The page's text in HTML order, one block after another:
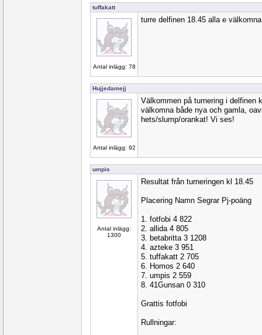
tuffakatt
Antal inlägg: 78
turre delfinen 18.45 alla e välkomna
Hujjedamejj
Antal inlägg: 92
Välkommen på turnering i delfinen
välkomna både nya och gamla,
hets/slump/orankat! Vi ses!
umpis
Antal inlägg:
1300
Resultat från turneringen kl 18.45
Placering Namn Segrar Pj-poäng
1. fotfobi 4 822
2. allida 4 805
3. betabritta 3 1208
4. azteke 3 951
5. tuffakatt 2 705
6. Homos 2 640
7. umpis 2 559
8. 41Gunsan 0 310
Grattis fotfobi
Rullningar: